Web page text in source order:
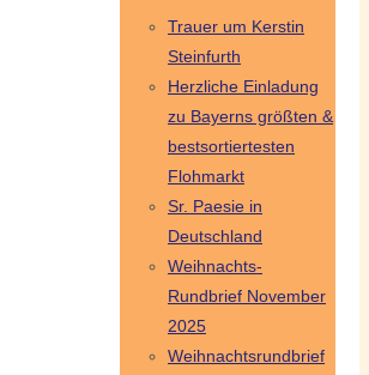
Trauer um Kerstin
Steinfurth
Herzliche Einladung
zu Bayerns größten &
bestsortiertesten
Flohmarkt
Sr. Paesie in
Deutschland
Weihnachts-
Rundbrief November
2025
Weihnachtsrundbrief